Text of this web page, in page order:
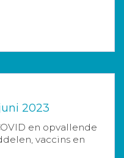
2023
en opvallende
vaccins en